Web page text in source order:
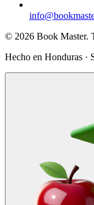
© 2026 Book Master.
Hecho en Honduras ·